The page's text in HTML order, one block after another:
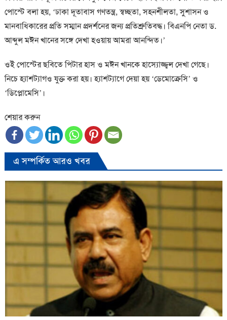
পোস্টে বলা হয়, ‘ঢাকা দূতাবাস গণতন্ত্র, স্বচ্ছতা, সহনশীলতা, সুশাসন ও
মানবাধিকারের প্রতি সম্মান প্রদর্শনের জন্য প্রতিশ্রুতিবদ্ধ। বিএনপি নেতা ড.
আব্দুল মঈন খানের সঙ্গে দেখা হওয়ায় আমরা আনন্দিত।’
ওই পোস্টের ছবিতে পিটার হাস ও মঈন খানকে হাস্যোজ্জ্বল দেখা গেছে।
নিচে হ্যাশট্যাগও যুক্ত করা হয়। হ্যাশট্যাগে দেয়া হয় ‘ডেমোক্রেসি’ ও
‘ডিপ্লোমেসি’।
শেয়ার করুন
এ সম্পর্কিত আরও খবর